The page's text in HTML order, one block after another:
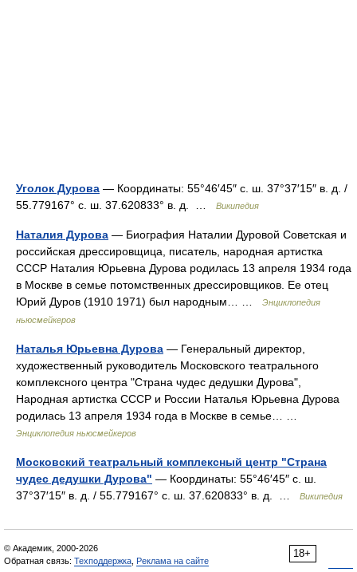
Уголок Дурова — Координаты: 55°46′45″ с. ш. 37°37′15″ в. д. /
55.779167° с. ш. 37.620833° в. д. …
Википедия
Наталия Дурова — Биография Наталии Дуровой Советская и
российская дрессировщица, писатель, народная артистка
СССР Наталия Юрьевна Дурова родилась 13 апреля 1934 года
в Москве в семье потомственных дрессировщиков. Ее отец
Юрий Дуров (1910 1971) был народным… …
Энциклопедия
ньюсмейкеров
Наталья Юрьевна Дурова — Генеральный директор,
художественный руководитель Московского театрального
комплексного центра "Страна чудес дедушки Дурова",
Народная артистка СССР и России Наталья Юрьевна Дурова
родилась 13 апреля 1934 года в Москве в семье… …
Энциклопедия ньюсмейкеров
Московский театральный комплексный центр "Страна
чудес дедушки Дурова" — Координаты: 55°46′45″ с. ш.
37°37′15″ в. д. / 55.779167° с. ш. 37.620833° в. д. …
Википедия
18+
© Академик, 2000-2026
Обратная связь: Техподдержка Реклама на сайте